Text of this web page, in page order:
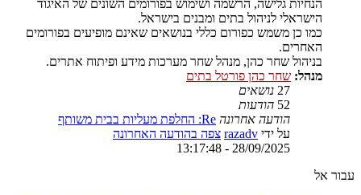
הנחיות גלישה, הרשמה ושימוש בפורומים השונים של האיגוד
הישראלי לניהול בתים ומבנים בישראל.
כמו כן משמש כפורום כללי בנושאים שאינם מופיעים בפורומים
האחרים.
בניהול שחר כהן, מנהל שחר מערכות מידע ופיתוח אתרים.
מנהל: שחר כהן פורטל בתים
27 נושאים
52 הודעות
הודעה אחרונה Re: החלפת מעליות בבית משותף
על ידי razadv צפה בהודעה האחרונה
28/09/2025 - 13:17:48
עבור אל